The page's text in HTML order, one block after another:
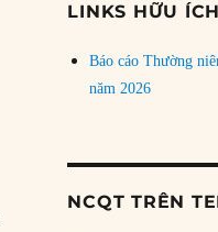
LINKS HỮU ÍCH
Báo cáo Thường
năm 2026
NCQT TRÊN